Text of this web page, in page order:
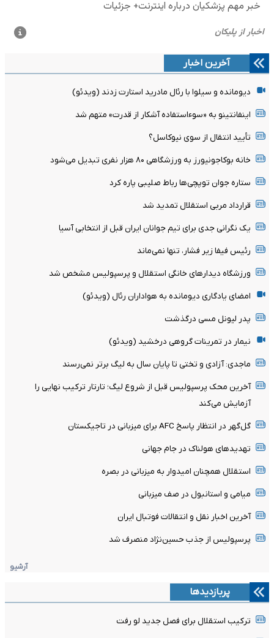
آخرین اخبار
دیومانده و سیلوا با رئال مادرید استارت زدند (ویدئو)
اینفانتینو به «سوءاستفاده آشکار از قدرت» متهم شد
تأیید انتقال از سوی نیوکاسل؟
خانه بوکاجونیورز به ورزشگاهی ۸۰ هزار نفری تبدیل می‌شود
ستاره جوان توپچی‌ها رباط صلیبی پاره کرد
قرارداد مربی استقلال تمدید شد
یک نگرانی جدی برای تیم جوانان ایران قبل از انتخابی آسیا
رئیس فیفا زیر فشار، تنها نمی‌ماند
ورزشگاه دیدارهای خانگی استقلال و پرسپولیس مشخص شد
امضای یادگاری دیومانده به هواداران رئال (ویدئو)
پدر لیونل مسی درگذشت
نیمار در تمرینات گروهی درخشید (ویدئو)
ماجدی: آزادی و تختی تا پایان سال به لیگ برتر نمی‌رسند
آخرین محک پرسپولیس قبل از شروع لیگ؛ تارتار ترکیب نهایی را
آزمایش می‌کند
گل‌گهر در انتظار پاسخ AFC برای میزبانی در تاجیکستان
تهدیدهای هولناک در جام جهانی
استقلال همچنان امیدوار به میزبانی در بصره
میامی و استانبول در صف میزبانی
آخرین اخبار نقل و انتقالات فوتبال ایران
پرسپولیس از جذب حسین‌نژاد منصرف شد
آرشیو
پربازدیدها
ترکیب استقلال برای فصل جدید لو رفت